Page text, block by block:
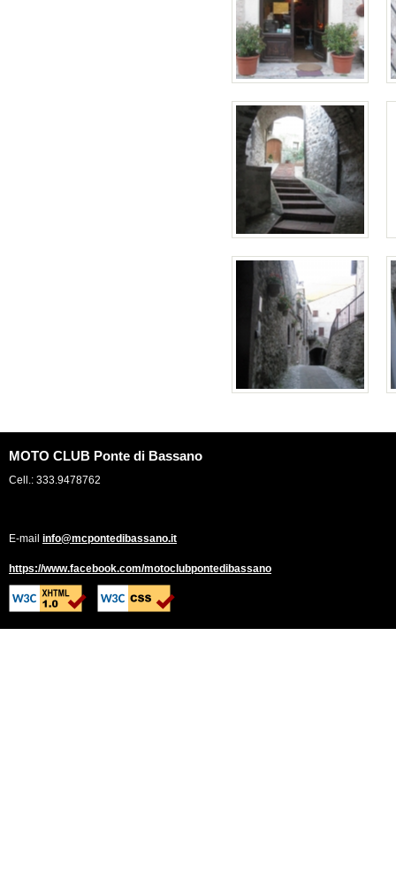
MOTO CLUB Ponte di Bassano
Cell.: 333.9478762
E-mail info@mcpontedibassano.it
https://www.facebook.com/motoclubpontedibassano